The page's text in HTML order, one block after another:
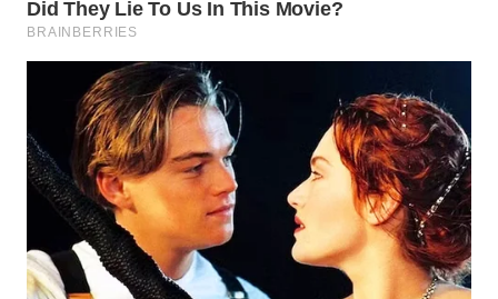
BINTAN
WN
MANDALIKA
WN
LIKUPANG
WN
LABUANBAJO